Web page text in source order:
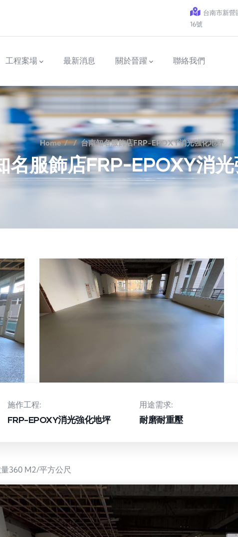
台南市新營
16號
工程案場 最新消息 關於晉躍 聯絡我們
Home/ / 台南知名服飾店FRP-EPOXY消光強化地坪
名服飾店FRP-EPOXY消
施作工程:
FRP-EPOXY消光強化地坪
用途需求:
耐磨耐重壓
360 M2/平方公尺